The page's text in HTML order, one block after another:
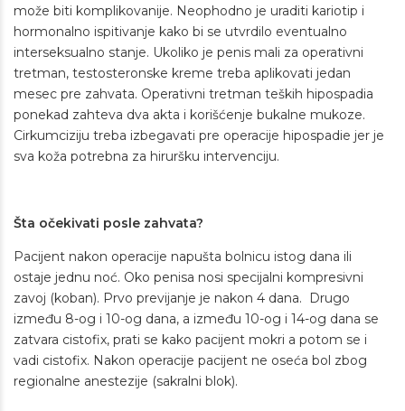
može biti komplikovanije. Neophodno je uraditi kariotip i
hormonalno ispitivanje kako bi se utvrdilo eventualno
interseksualno stanje. Ukoliko je penis mali za operativni
tretman, testosteronske kreme treba aplikovati jedan
mesec pre zahvata. Operativni tretman teških hipospadia
ponekad zahteva dva akta i korišćenje bukalne mukoze.
Cirkumciziju treba izbegavati pre operacije hipospadie jer je
sva koža potrebna za hiruršku intervenciju.
Šta očekivati posle zahvata?
Pacijent nakon operacije napušta bolnicu istog dana ili
ostaje jednu noć. Oko penisa nosi specijalni kompresivni
zavoj (koban). Prvo previjanje je nakon 4 dana. Drugo
između 8-og i 10-og dana, a između 10-og i 14-og dana se
zatvara cistofix, prati se kako pacijent mokri a potom se i
vadi cistofix. Nakon operacije pacijent ne oseća bol zbog
regionalne anestezije (sakralni blok).